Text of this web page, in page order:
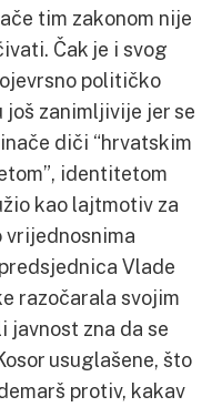
tim zakonom nije
Čak je i svog
političko
zanimljivije jer se
diči “hrvatskim
identitetom
kao lajtmotiv za
vrijednosnima
Vlade
razočarala svojim
javnost zna da se
usuglašene, što
protiv, kakav